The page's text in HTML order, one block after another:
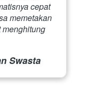
cepat
memetakan
menghitung
Swasta